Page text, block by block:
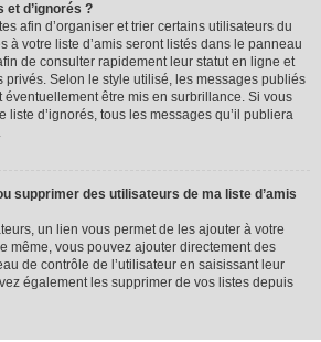
et d’ignorés ?
afin d’organiser et trier certains utilisateurs du
à votre liste d’amis seront listés dans le panneau
de consulter rapidement leur statut en ligne et
privés. Selon le style utilisé, les messages publiés
être mis en surbrillance. Si vous
liste d’ignorés, tous les messages qu’il publiera
supprimer des utilisateurs de ma liste d’amis
un lien vous permet de les ajouter à votre
même, vous pouvez ajouter directement des
de contrôle de l’utilisateur en saisissant leur
également les supprimer de vos listes depuis